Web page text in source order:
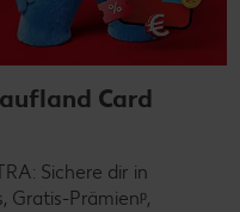
Card
Sichere dir in
Gratis-Prämienᵖ,